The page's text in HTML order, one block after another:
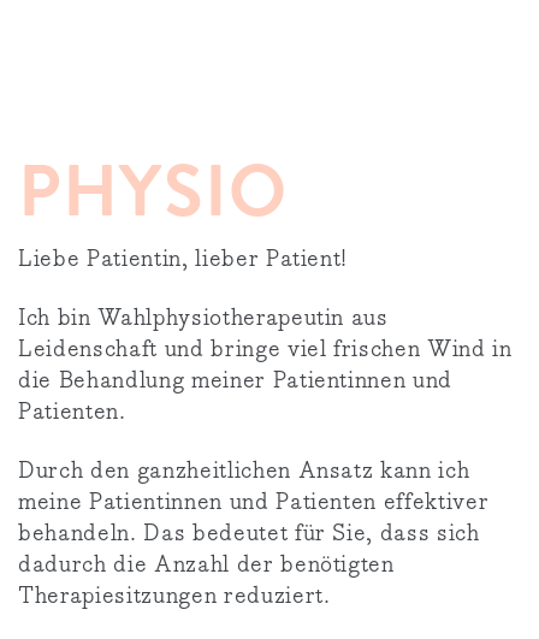
PHYSIO
Liebe Patientin, lieber Patient!
Ich bin Wahlphysiotherapeutin aus
Leidenschaft und bringe viel frischen Wind in
die Behandlung meiner Patientinnen und
Patienten.
Durch den ganzheitlichen Ansatz kann ich
meine Patientinnen und Patienten effektiver
behandeln. Das bedeutet für Sie, dass sich
dadurch die Anzahl der benötigten
Therapiesitzungen reduziert.